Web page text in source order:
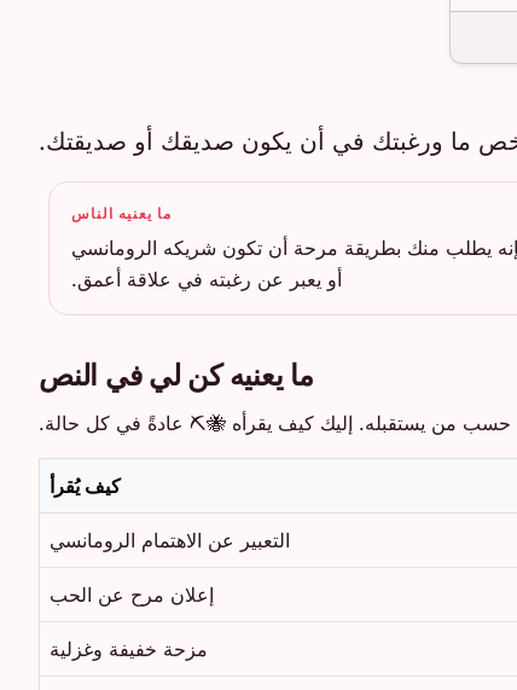
ما ورغبتك في أن يكون صديقك أو صديقتك.
ما يعنيه الناس
يطلب منك بطريقة مرحة أن تكون شريكه الرومانسي
أو يعبر عن رغبته في علاقة أعمق.
ما يعنيه كن لي في النص
حسب من يستقبله. إليك كيف يقرأه 🐝⛏️ عادةً في كل حالة.
كيف يُقرأ
التعبير عن الاهتمام الرومانسي
إعلان مرح عن الحب
مزحة خفيفة وغزلية